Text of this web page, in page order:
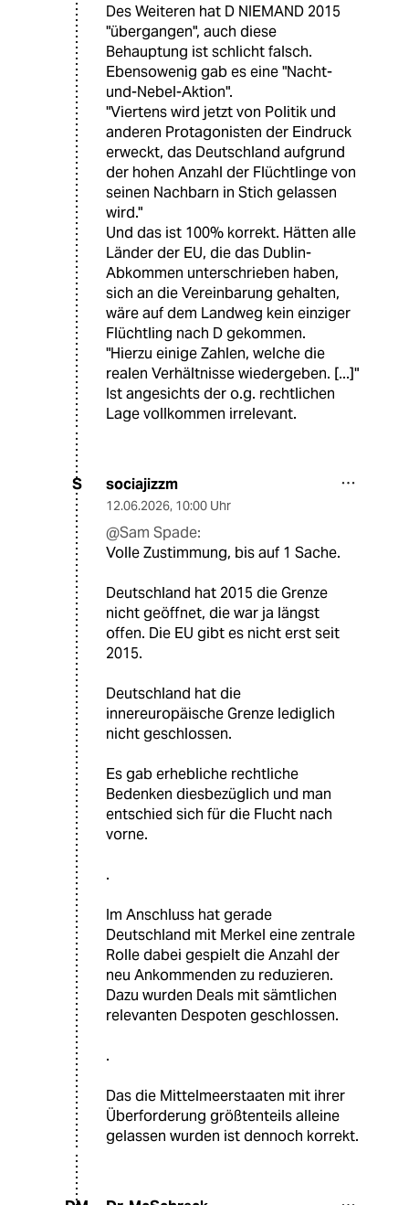
Des Weiteren hat D NIEMAND 2015
"übergangen", auch diese
Behauptung ist schlicht falsch.
Ebensowenig gab es eine "Nacht-
und-Nebel-Aktion".
"Viertens wird jetzt von Politik und
anderen Protagonisten der Eindruck
erweckt, das Deutschland aufgrund
der hohen Anzahl der Flüchtlinge von
seinen Nachbarn in Stich gelassen
wird."
Und das ist 100% korrekt. Hätten alle
Länder der EU, die das Dublin-
Abkommen unterschrieben haben,
sich an die Vereinbarung gehalten,
wäre auf dem Landweg kein einziger
Flüchtling nach D gekommen.
"Hierzu einige Zahlen, welche die
realen Verhältnisse wiedergeben. [...]"
Ist angesichts der o.g. rechtlichen
Lage vollkommen irrelevant.
S sociajizzm
12.06.2026, 10:00 Uhr
@Sam Spade:
Volle Zustimmung, bis auf 1 Sache.
Deutschland hat 2015 die Grenze
nicht geöffnet, die war ja längst
offen. Die EU gibt es nicht erst seit
2015.
Deutschland hat die
innereuropäische Grenze lediglich
nicht geschlossen.
Es gab erhebliche rechtliche
Bedenken diesbezüglich und man
entschied sich für die Flucht nach
vorne.
.
Im Anschluss hat gerade
Deutschland mit Merkel eine zentrale
Rolle dabei gespielt die Anzahl der
neu Ankommenden zu reduzieren.
Dazu wurden Deals mit sämtlichen
relevanten Despoten geschlossen.
.
Das die Mittelmeerstaaten mit ihrer
Überforderung größtenteils alleine
gelassen wurden ist dennoch korrekt.